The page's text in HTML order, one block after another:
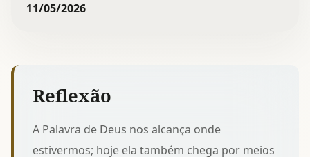
11/05/2026
Reflexão
A Palavra de Deus nos alcança onde
estivermos; hoje ela também chega por meios